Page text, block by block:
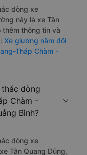
dòng xe
này là xe Tân
thêm thông tin và
Xe giường nằm đôi
Tháp Chàm -
thác dòng
Chàm -
Bình?
dòng xe
Tân Quang Dũng,